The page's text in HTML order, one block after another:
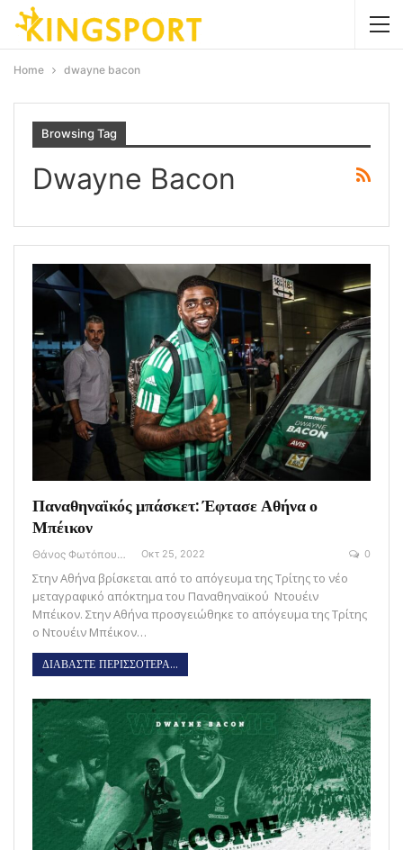
Home dwayne bacon
Browsing Tag
Dwayne Bacon
Παναθηναϊκός μπάσκετ: Έφτασε Αθήνα ο
Μπέικον
Θάνος Φωτόπουλος Οκτ 25, 2022 0
Στην Αθήνα βρίσκεται από το απόγευμα της Τρίτης το νέο
μεταγραφικό απόκτημα του Παναθηναϊκού Ντουέιν
Μπέικον. Στην Αθήνα προσγειώθηκε το απόγευμα της Τρίτης
ο Ντουέιν Μπέικον…
ΔΙΑΒΑΣΤΕ ΠΕΡΙΣΣΟΤΕΡΑ...